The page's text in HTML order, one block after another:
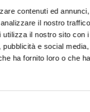
contenuti ed
il nostro
il nostro sito con
e social
ha fornito loro o che